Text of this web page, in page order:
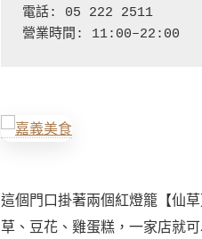
電話: 05 222 2511
營業時間: 11:00–22:00
這個門口掛著兩個紅燈籠【仙
草、豆花、雞蛋糕，一家店就